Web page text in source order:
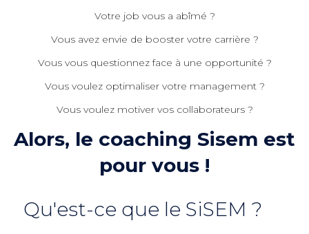
Votre job vous a abîmé ?
Vous avez envie de booster votre carrière ?
Vous vous questionnez face à une opportunité ?
Vous voulez optimaliser votre management ?
Vous voulez motiver vos collaborateurs ?
Alors, le coaching Sisem est
pour vous !
Qu'est-ce que le SiSEM ?